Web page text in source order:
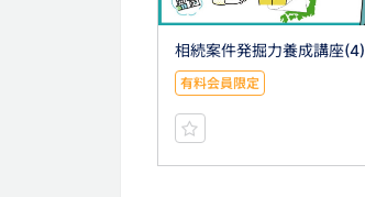
相続案件発掘力養成講座(4)
有料会員限定